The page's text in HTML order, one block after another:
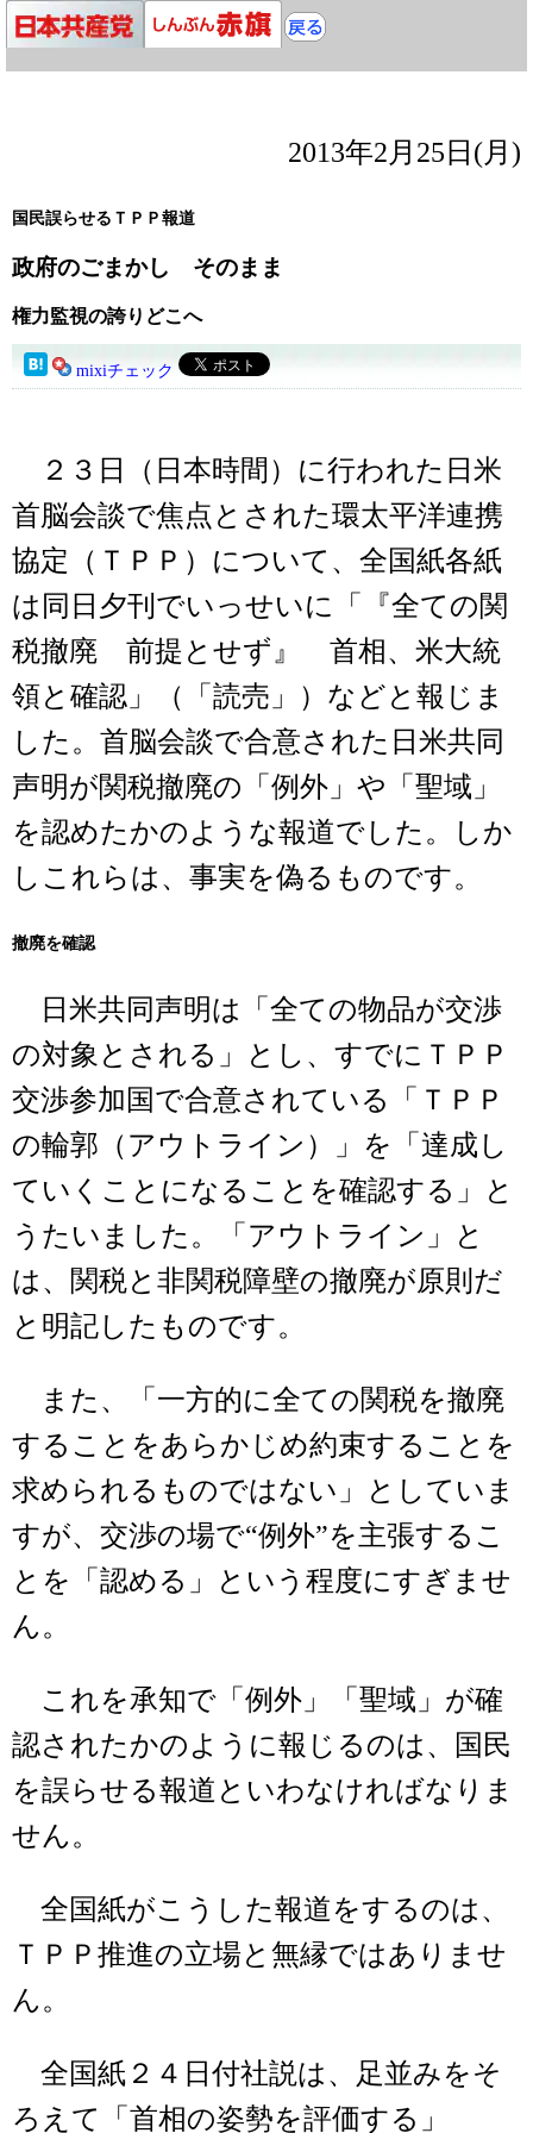
2013年2月25日(月)
国民誤らせるＴＰＰ報道
政府のごまかし そのまま
権力監視の誇りどこへ
mixiチェック
２３日（日本時間）に行われた日米
首脳会談で焦点とされた環太平洋連携
協定（ＴＰＰ）について、全国紙各紙
は同日夕刊でいっせいに「『全ての関
税撤廃 前提とせず』 首相、米大統
領と確認」（「読売」）などと報じま
した。首脳会談で合意された日米共同
声明が関税撤廃の「例外」や「聖域」
を認めたかのような報道でした。しか
しこれらは、事実を偽るものです。
撤廃を確認
日米共同声明は「全ての物品が交渉
の対象とされる」とし、すでにＴＰＰ
交渉参加国で合意されている「ＴＰＰ
の輪郭（アウトライン）」を「達成し
ていくことになることを確認する」と
うたいました。「アウトライン」と
は、関税と非関税障壁の撤廃が原則だ
と明記したものです。
また、「一方的に全ての関税を撤廃
することをあらかじめ約束することを
求められるものではない」としていま
すが、交渉の場で“例外”を主張するこ
とを「認める」という程度にすぎませ
ん。
これを承知で「例外」「聖域」が確
認されたかのように報じるのは、国民
を誤らせる報道といわなければなりま
せん。
全国紙がこうした報道をするのは、
ＴＰＰ推進の立場と無縁ではありませ
ん。
全国紙２４日付社説は、足並みをそ
ろえて「首相の姿勢を評価する」